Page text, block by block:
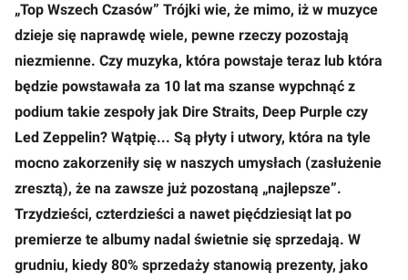
„Top Wszech Czasów” Trójki wie, że mimo, iż w muzyce
dzieje się naprawdę wiele, pewne rzeczy pozostają
niezmienne. Czy muzyka, która powstaje teraz lub która
będzie powstawała za 10 lat ma szanse wypchnąć z
podium takie zespoły jak Dire Straits, Deep Purple czy
Led Zeppelin? Wątpię... Są płyty i utwory, która na tyle
mocno zakorzeniły się w naszych umysłach (zasłużenie
zresztą), że na zawsze już pozostaną „najlepsze”.
Trzydzieści, czterdzieści a nawet pięćdziesiąt lat po
premierze te albumy nadal świetnie się sprzedają. W
grudniu, kiedy 80% sprzedaży stanowią prezenty, jako